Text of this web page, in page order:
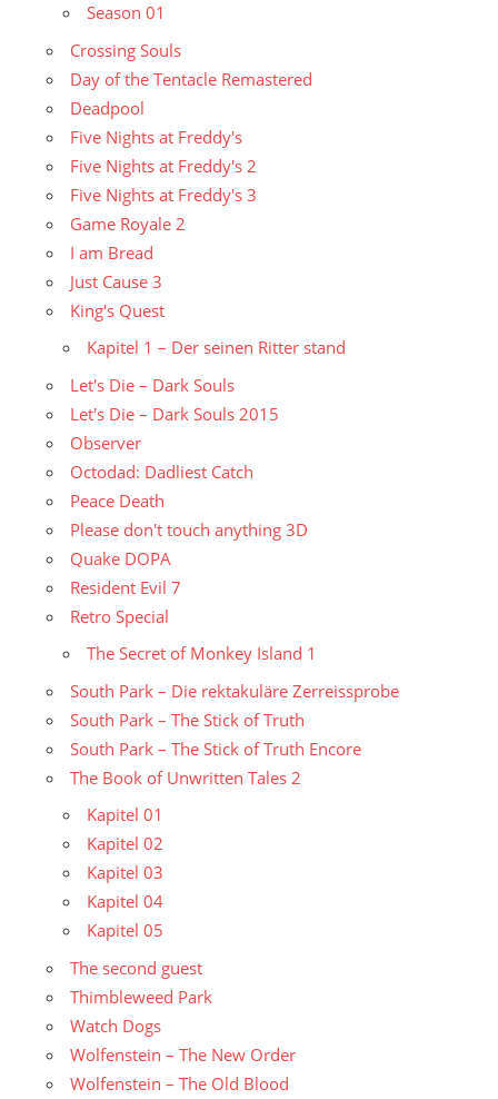
Season 01
Crossing Souls
Day of the Tentacle Remastered
Deadpool
Five Nights at Freddy's
Five Nights at Freddy's 2
Five Nights at Freddy's 3
Game Royale 2
I am Bread
Just Cause 3
King's Quest
Kapitel 1 – Der seinen Ritter stand
Let's Die – Dark Souls
Let's Die – Dark Souls 2015
Observer
Octodad: Dadliest Catch
Peace Death
Please don't touch anything 3D
Quake DOPA
Resident Evil 7
Retro Special
The Secret of Monkey Island 1
South Park – Die rektakuläre Zerreissprobe
South Park – The Stick of Truth
South Park – The Stick of Truth Encore
The Book of Unwritten Tales 2
Kapitel 01
Kapitel 02
Kapitel 03
Kapitel 04
Kapitel 05
The second guest
Thimbleweed Park
Watch Dogs
Wolfenstein – The New Order
Wolfenstein – The Old Blood